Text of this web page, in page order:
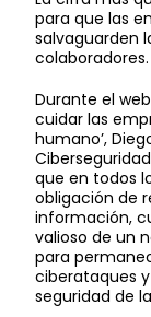
para que las
salvaguarden
colaboradores.
Durante el
cuidar las
humano’,
Ciberseguridad
que en todos
obligación de
información,
valioso de un
para
ciberataques
seguridad de